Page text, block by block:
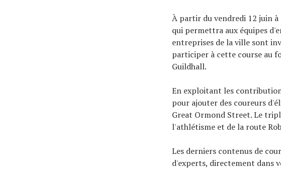
À partir du vendredi 12 juin
qui permettra aux équipes
entreprises de la ville sont
participer à cette course au
Guildhall.
En exploitant les
pour ajouter des coureurs
Great Ormond Street. Le
l'athlétisme et de la route
Les derniers contenus de
d'experts, directement dans